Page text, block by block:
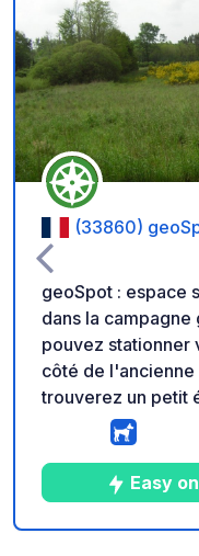
(33860)
geoSpot : espace
dans la campagne
pouvez stationner
côté de
trouverez un petit
Rappel : - Pensez
geoCode à votre
véhicule est
Pas de feu ni
sans commission
Easy